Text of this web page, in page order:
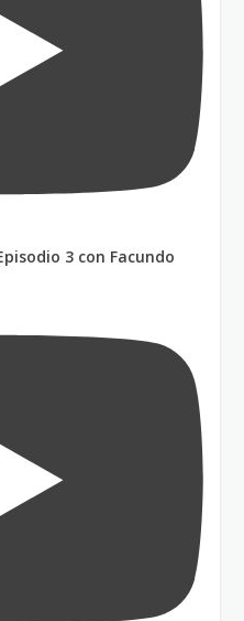
3 con Facundo